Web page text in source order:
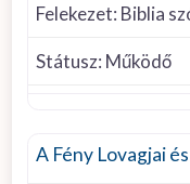
Felekezet: Biblia
Státusz: Működő
A Fény Lovagjai